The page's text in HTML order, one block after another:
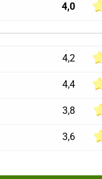
4,0
4,2
4,4
3,8
3,6